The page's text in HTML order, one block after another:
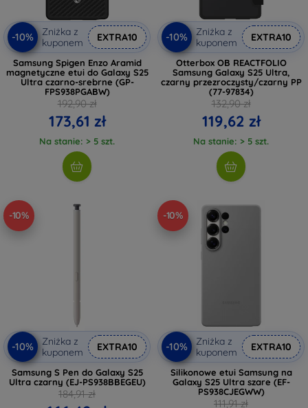
-10%
Zniżka z
kuponem
EXTRA10
Samsung Spigen Enzo Aramid
magnetyczne etui do Galaxy S25
Ultra czarno-srebrne (GP-
FPS938PGABW)
192,90 zł
173,61 zł
Na stanie: > 5 szt.
-10%
Zniżka z
kuponem
EXTRA10
Otterbox OB REACTFOLIO
Samsung Galaxy S25 Ultra,
czarny przezroczysty/czarny PP
(77-97834)
132,90 zł
119,62 zł
Na stanie: > 5 szt.
-10%
-10%
Zniżka z
kuponem
EXTRA10
Samsung S Pen do Galaxy S25
Ultra czarny (EJ-PS938BBEGEU)
184,91 zł
-10%
-10%
Zniżka z
kuponem
EXTRA10
Silikonowe etui Samsung na
Galaxy S25 Ultra szare (EF-
PS938CJEGWW)
111,91 zł